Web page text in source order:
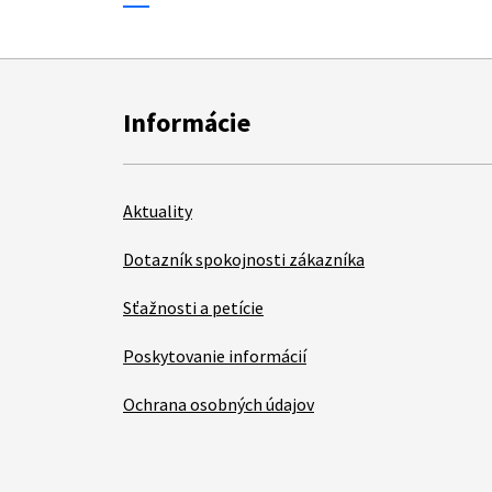
Informácie
Aktuality
Dotazník spokojnosti zákazníka
Sťažnosti a petície
Poskytovanie informácií
Ochrana osobných údajov